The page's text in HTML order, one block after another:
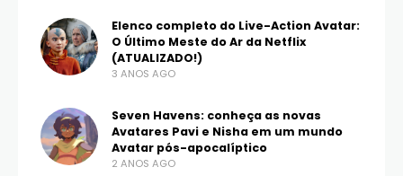
Elenco completo do Live-Action Avatar:
O Último Meste do Ar da Netflix
(ATUALIZADO!)
3 ANOS AGO
Seven Havens: conheça as novas
Avatares Pavi e Nisha em um mundo
Avatar pós-apocalíptico
2 ANOS AGO